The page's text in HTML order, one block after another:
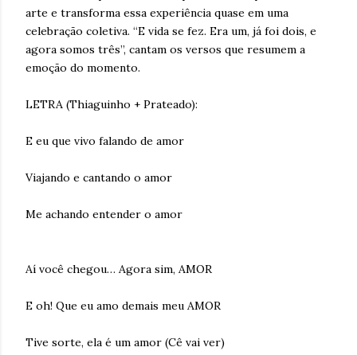
arte e transforma essa experiência quase em uma
celebração coletiva. “E vida se fez. Era um, já foi dois, e
agora somos três”, cantam os versos que resumem a
emoção do momento.
LETRA (Thiaguinho + Prateado):
E eu que vivo falando de amor
Viajando e cantando o amor
Me achando entender o amor
Aí você chegou… Agora sim, AMOR
E oh! Que eu amo demais meu AMOR
Tive sorte, ela é um amor (Cê vai ver)